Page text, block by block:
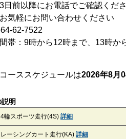
日前以降にお電話でご確認くだ
気軽にお問い合わせください
62-7522
帯：9時から12時まで、13時か
ーススケジュールは2026年8月
明
4輪スポーツ走行(4S) 詳細
レーシングカート走行(KA) 詳細